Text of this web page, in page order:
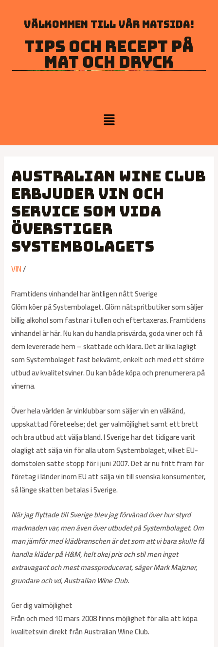
Välkommen till vår matsida!
Tips och recept på
mat och dryck
Australian Wine Club
erbjuder vin och
service som vida
överstiger
Systembolagets
VIN/
Framtidens vinhandel har äntligen nått Sverige
Glöm köer på Systembolaget. Glöm nätspritbutiker som säljer
billig alkohol som fastnar i tullen och eftertaxeras. Framtidens
vinhandel är här. Nu kan du handla prisvärda, goda viner och få
dem levererade hem – skattade och klara. Det är lika lagligt
som Systembolaget fast bekvämt, enkelt och med ett större
utbud av kvalitetsviner. Du kan både köpa och prenumerera på
vinerna.
Över hela världen är vinklubbar som säljer vin en välkänd,
uppskattad företeelse; det ger valmöjlighet samt ett brett
och bra utbud att välja bland. I Sverige har det tidigare varit
olagligt att sälja vin för alla utom Systembolaget, vilket EU-
domstolen satte stopp för i juni 2007. Det är nu fritt fram för
företag i länder inom EU att sälja vin till svenska konsumenter,
så länge skatten betalas i Sverige.
När jag flyttade till Sverige blev jag förvånad över hur styrd
marknaden var, men även över utbudet på Systembolaget. Om
man jämför med klädbranschen är det som att vi bara skulle få
handla kläder på H&M, helt okej pris och stil men inget
extravagant och mest massproducerat, säger Mark Majzner,
grundare och vd, Australian Wine Club.
Ger dig valmöjlighet
Från och med 10 mars 2008 finns möjlighet för alla att köpa
kvalitetsvin direkt från Australian Wine Club.